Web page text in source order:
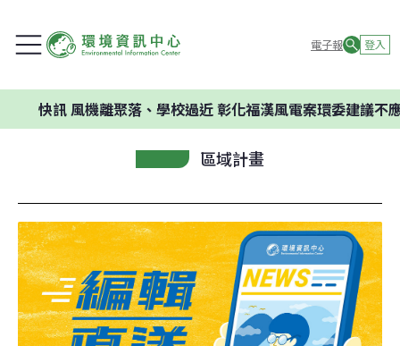
電子報 登入
風機離聚落、學校過近 彰化福漢風電案環委建議不應開發
區域計畫